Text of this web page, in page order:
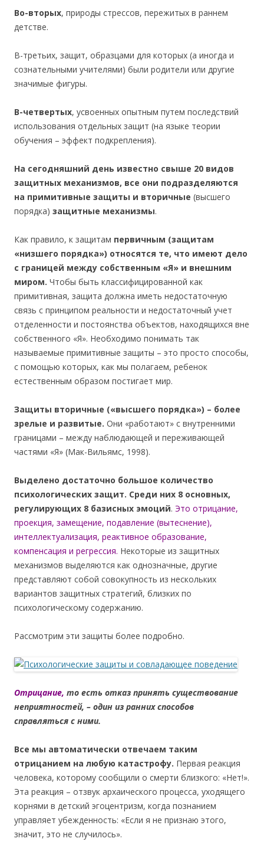
Во-вторых, природы стрессов, пережитых в раннем
детстве.
В-третьих, защит, образцами для которых (а иногда и
сознательными учителями) были родители или другие
значимые фигуры.
В-четвертых, усвоенных опытным путем последствий
использования отдельных защит (на языке теории
обучения – эффект подкрепления).
На сегодняшний день известно свыше 20 видов
защитных механизмов, все они подразделяются
на примитивные защиты и вторичные (высшего
порядка) защитные механизмы.
Как правило, к защитам первичным (защитам
«низшего порядка») относятся те, что имеют дело
с границей между собственным «Я» и внешним
миром. Чтобы быть классифицированной как
примитивная, защита должна иметь недостаточную
связь с принципом реальности и недостаточный учет
отделенности и постоянства объектов, находящихся вне
собственного «Я». Необходимо понимать так
называемые примитивные защиты – это просто способы,
с помощью которых, как мы полагаем, ребенок
естественным образом постигает мир.
Защиты вторичные («высшего порядка») – более
зрелые и развитые. Они «работают» с внутренними
границами – между наблюдающей и переживающей
частями «Я» (Мак-Вильямс, 1998).
Выделено достаточно большое количество
психологических защит. Среди них 8 основных,
регулирующих 8 базисных эмоций. Это отрицание,
проекция, замещение, подавление (вытеснение),
интеллектуализация, реактивное образование,
компенсация и регрессия. Некоторые из защитных
механизмов выделяются как однозначные, другие
представляют собой совокупность из нескольких
вариантов защитных стратегий, близких по
психологическому содержанию.
Рассмотрим эти защиты более подробно.
Отрицание, то есть отказ принять существование
неприятностей, – один из ранних способов
справляться с ними.
Все мы автоматически отвечаем таким
отрицанием на любую катастрофу. Первая реакция
человека, которому сообщили о смерти близкого: «Нет!».
Эта реакция – отзвук архаического процесса, уходящего
корнями в детский эгоцентризм, когда познанием
управляет убежденность: «Если я не признаю этого,
значит, это не случилось».